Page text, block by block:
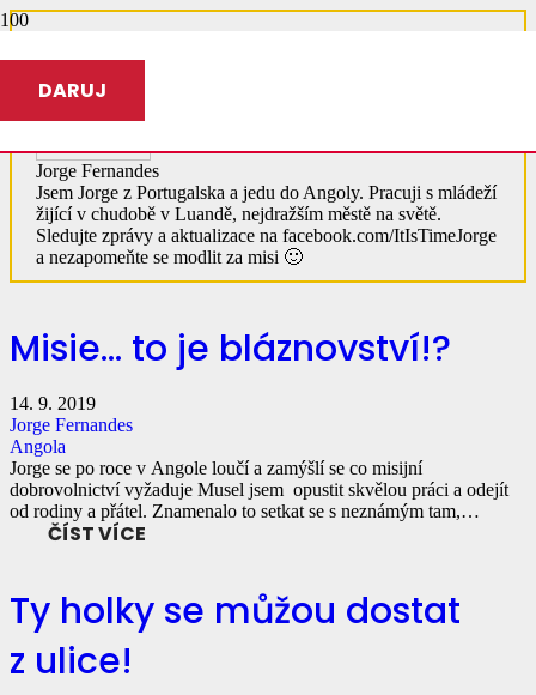
DARUJ
Jorge Fernandes
Jsem Jorge z Portugalska a jedu do Angoly. Pracuji s mládeží
žijící v chudobě v Luandě, nejdražším městě na světě.
Sledujte zprávy a aktualizace na facebook.com/ItIsTimeJorge
a nezapomeňte se modlit za misi 🙂
Misie… to je bláznovství!?
14. 9. 2019
Jorge Fernandes
Angola
Jorge se po roce v Angole loučí a zamýšlí se co misijní
dobrovolnictví vyžaduje Musel jsem opustit skvělou práci a odejít
od rodiny a přátel. Znamenalo to setkat se s neznámým tam,…
ČÍST VÍCE
Ty holky se můžou dostat
z ulice!